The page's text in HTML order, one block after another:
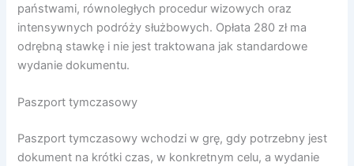
państwami, równoległych procedur wizowych oraz
intensywnych podróży służbowych. Opłata 280 zł ma
odrębną stawkę i nie jest traktowana jak standardowe
wydanie dokumentu.
Paszport tymczasowy
Paszport tymczasowy wchodzi w grę, gdy potrzebny jest
dokument na krótki czas, w konkretnym celu, a wydanie